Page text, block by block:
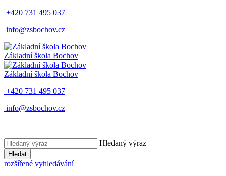
+420 731 495 037
info@zsbochov.cz
Základní škola Bochov
Základní škola Bochov
+420 731 495 037
info@zsbochov.cz
Hledaný výraz
Hledat
rozšířené vyhledávání